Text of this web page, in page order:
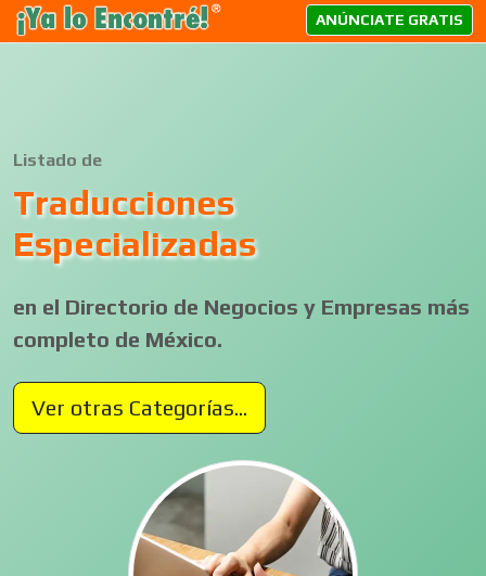
ANÚNCIATE GRATIS
Listado de
Traducciones
Especializadas
en el Directorio de Negocios y Empresas más
completo de México.
Ver otras Categorías...